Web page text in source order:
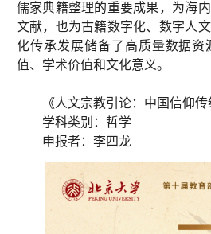
儒家典籍整理的重要成果，为海
文献，也为古籍数字化、数字人
化传承发展储备了高质量数据资
值、学术价值和文化意义。
《人文宗教引论：中国信仰传
学科类别：哲学
申报者：李四龙